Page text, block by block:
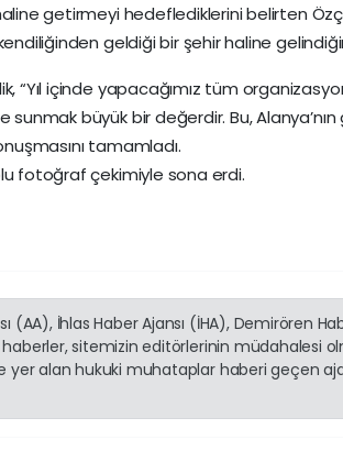
getirmeyi hedeflediklerini belirten
geldiği bir şehir haline
“Yıl içinde yapacağımız tüm
büyük bir değerdir. Bu, Alanya’nın
tamamladı.
fotoğraf çekimiyle sona erdi.
(AA), İhlas Haber Ajansı (İHA), Demirören
sitemizin editörlerinin müdahalesi
yer alan hukuki muhataplar haberi geçen